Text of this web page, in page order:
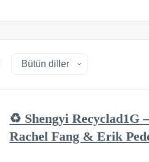
♻️ Shengyi Recyclad1G
Rachel Fang & Erik